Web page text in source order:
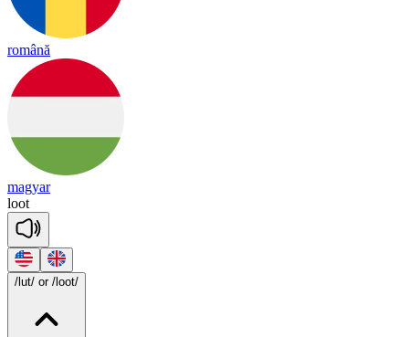
română
magyar
loot
/lut/ or /loot/